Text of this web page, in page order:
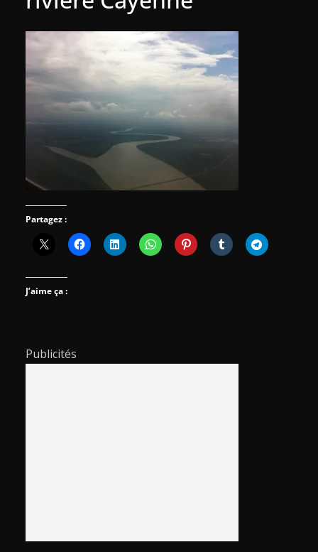
Partagez :
J’aime ça :
Publicités